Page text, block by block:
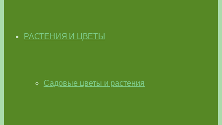
РАСТЕНИЯ И ЦВЕТЫ
Садовые цветы и растения